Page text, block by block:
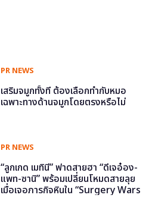
PR NEWS
เสริมจมูกทั้งที ต้องเลือกทำกับหมอ
เฉพาะทางด้านจมูกโดยตรงหรือไม่
PR NEWS
“ลูกเกด เมทินี” ฟาดสายฮา “ดีเจอ๋อง-
แพท-ซานิ” พร้อมเปลี่ยนโหมดสายลุย
เมื่อเจอภารกิจหินใน “Surgery Wars